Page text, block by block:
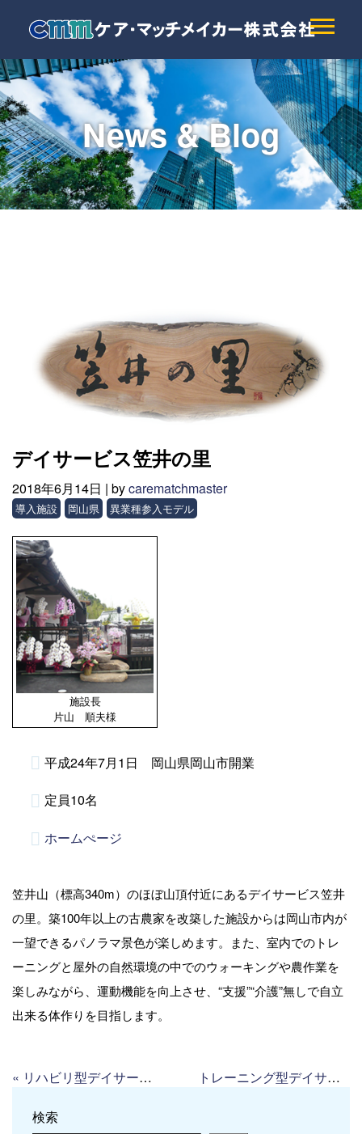
News & Blog
デイサービス笠井の里
2018年6月14日 | bycarematchmaster
導入施設 岡山県 異業種参入モデル
施設長
片山 順夫様
平成24年7月1日 岡山県岡山市開業
定員10名
ホームぺージ
笠井山（標高340m）のほぼ山頂付近にあるデイサービス笠井
の里。築100年以上の古農家を改築した施設からは岡山市内が
一望できるパノラマ景色が楽しめます。また、室内でのトレ
ーニングと屋外の自然環境の中でのウォーキングや農作業を
楽しみながら、運動機能を向上させ、“支援”“介護”無しで自立
出来る体作りを目指します。
« リハビリ型デイサービス アウル トレーニング型デイサービス ひとときの虹
検索